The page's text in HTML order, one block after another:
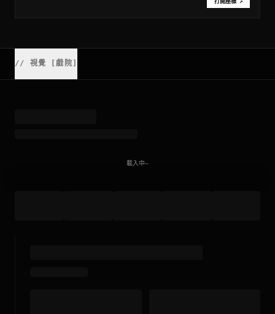
打開座標 ↗
// 視覺 [戲院]
載入中⋯